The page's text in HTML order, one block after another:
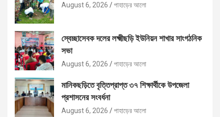
August 6, 2026 পাহাড়ের আলো
স্বেচ্ছাসেবক দলের লক্ষ্মীছড়ি ইউনিয়ন শাখার সাংগঠনিক
সভা
August 6, 2026 পাহাড়ের আলো
মানিকছড়িতে বৃত্তিপ্রাপ্ত ৩৭ শিক্ষার্থীকে উপজেলা
প্রশাসনের সংবর্ধনা
August 6, 2026 পাহাড়ের আলো